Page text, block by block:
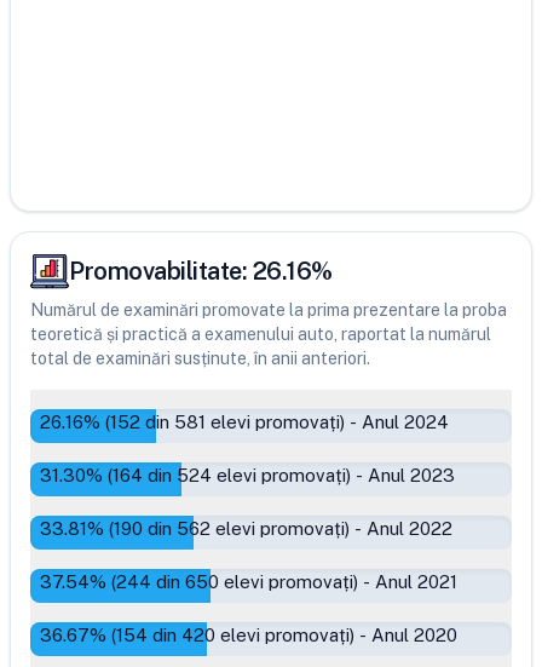
Promovabilitate: 26.16%
Numărul de examinări promovate la prima prezentare la proba
teoretică și practică a examenului auto, raportat la numărul
total de examinări susținute, în anii anteriori.
26.16% (152 din 581 elevi promovați) - Anul 2024
31.30% (164 din 524 elevi promovați) - Anul 2023
33.81% (190 din 562 elevi promovați) - Anul 2022
37.54% (244 din 650 elevi promovați) - Anul 2021
36.67% (154 din 420 elevi promovați) - Anul 2020